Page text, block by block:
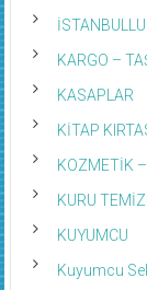
KARGO –
KASAPLAR
KİTAP
KOZMETİK
KURU
KUYUMCU
Kuyumcu